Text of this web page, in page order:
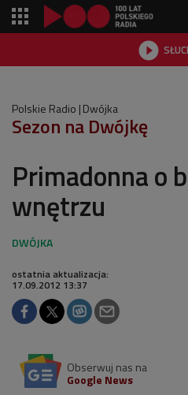

Polskie Radio Dwójka
Sezon na Dwójkę
Primadonna o
wnętrzu
ostatnia aktualizacja:
17.09.2012 13:37
Obserwuj nas na
Google News